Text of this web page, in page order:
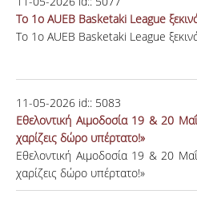
Το 1ο AUEB Basketaki League
Το 1ο AUEB Basketaki League
11-05-2026 id:: 5083
Eθελοντική Αιμοδοσία 19 & 20
χαρίζεις δώρο υπέρτατο!»
Eθελοντική Αιμοδοσία 19 & 20
χαρίζεις δώρο υπέρτατο!»